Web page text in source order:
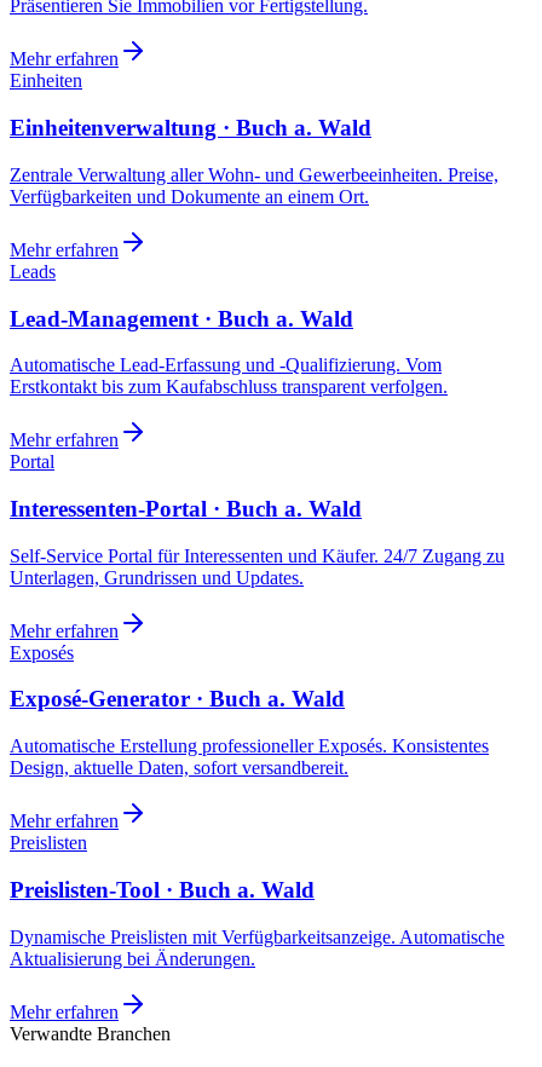
Präsentieren Sie Immobilien vor Fertigstellung.
Mehr erfahren
Einheiten
Einheitenverwaltung · Buch a. Wald
Zentrale Verwaltung aller Wohn- und Gewerbeeinheiten. Preise,
Verfügbarkeiten und Dokumente an einem Ort.
Mehr erfahren
Leads
Lead-Management · Buch a. Wald
Automatische Lead-Erfassung und -Qualifizierung. Vom
Erstkontakt bis zum Kaufabschluss transparent verfolgen.
Mehr erfahren
Portal
Interessenten-Portal · Buch a. Wald
Self-Service Portal für Interessenten und Käufer. 24/7 Zugang zu
Unterlagen, Grundrissen und Updates.
Mehr erfahren
Exposés
Exposé-Generator · Buch a. Wald
Automatische Erstellung professioneller Exposés. Konsistentes
Design, aktuelle Daten, sofort versandbereit.
Mehr erfahren
Preislisten
Preislisten-Tool · Buch a. Wald
Dynamische Preislisten mit Verfügbarkeitsanzeige. Automatische
Aktualisierung bei Änderungen.
Mehr erfahren
Verwandte Branchen